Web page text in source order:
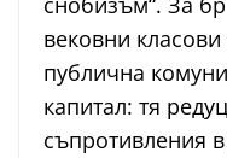
вековни
публична
капитал: тя
съпротивления